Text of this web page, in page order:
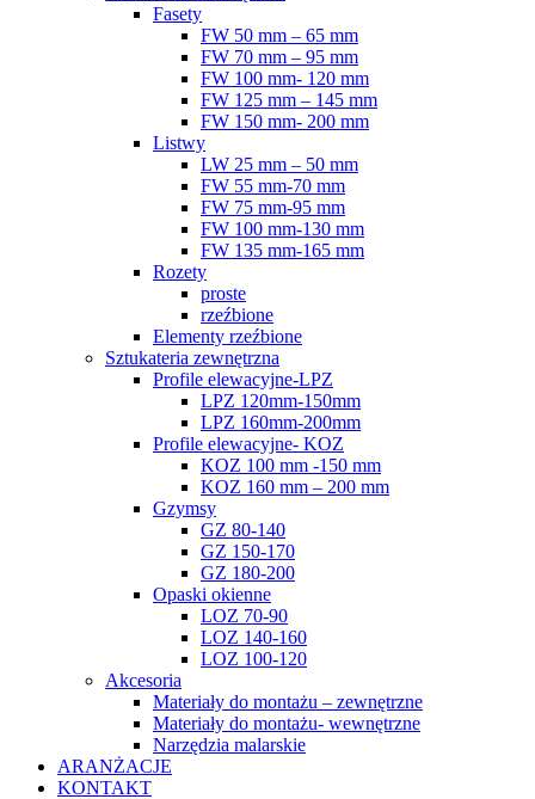
Fasety
FW 50 mm – 65 mm
FW 70 mm – 95 mm
FW 100 mm- 120 mm
FW 125 mm – 145 mm
FW 150 mm- 200 mm
Listwy
LW 25 mm – 50 mm
FW 55 mm-70 mm
FW 75 mm-95 mm
FW 100 mm-130 mm
FW 135 mm-165 mm
Rozety
proste
rzeźbione
Elementy rzeźbione
Sztukateria zewnętrzna
Profile elewacyjne-LPZ
LPZ 120mm-150mm
LPZ 160mm-200mm
Profile elewacyjne- KOZ
KOZ 100 mm -150 mm
KOZ 160 mm – 200 mm
Gzymsy
GZ 80-140
GZ 150-170
GZ 180-200
Opaski okienne
LOZ 70-90
LOZ 140-160
LOZ 100-120
Akcesoria
Materiały do montażu – zewnętrzne
Materiały do montażu- wewnętrzne
Narzędzia malarskie
ARANŻACJE
KONTAKT